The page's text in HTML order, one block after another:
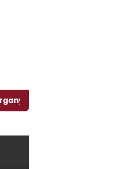
‎Nasirun Maestro Lukis